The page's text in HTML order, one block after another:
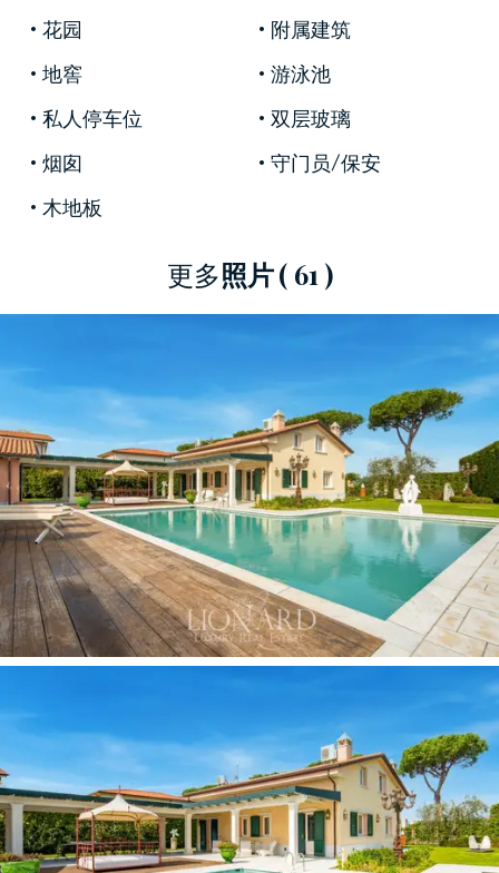
衣室。
花园
附属建筑
地窖
游泳池
私人停车位
双层玻璃
烟囱
守门员/保安
木地板
更多照片( 61 )